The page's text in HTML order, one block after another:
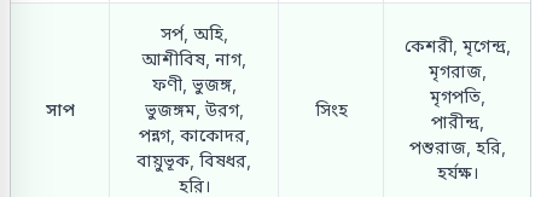
সাপ
সর্প, অহি,
আশীবিষ, নাগ,
ফণী, ভুজঙ্গ,
ভুজঙ্গম, উরগ,
পন্নগ, কাকোদর,
বায়ুভূক, বিষধর,
হরি।
সিংহ
কেশরী, মৃগেন্দ্র,
মৃগরাজ,
মৃগপতি,
পারীন্দ্র,
পশুরাজ, হরি,
হর্যক্ষ।